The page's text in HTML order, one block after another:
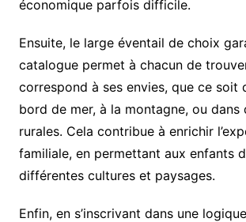
économique parfois difficile.
Ensuite, le large éventail de choix
catalogue permet à chacun de
correspond à ses envies, que ce soit
bord de mer, à la montagne, ou dans
rurales. Cela contribue à enrichir
familiale, en permettant aux enfants
différentes cultures et paysages.
Enfin, en s’inscrivant dans une